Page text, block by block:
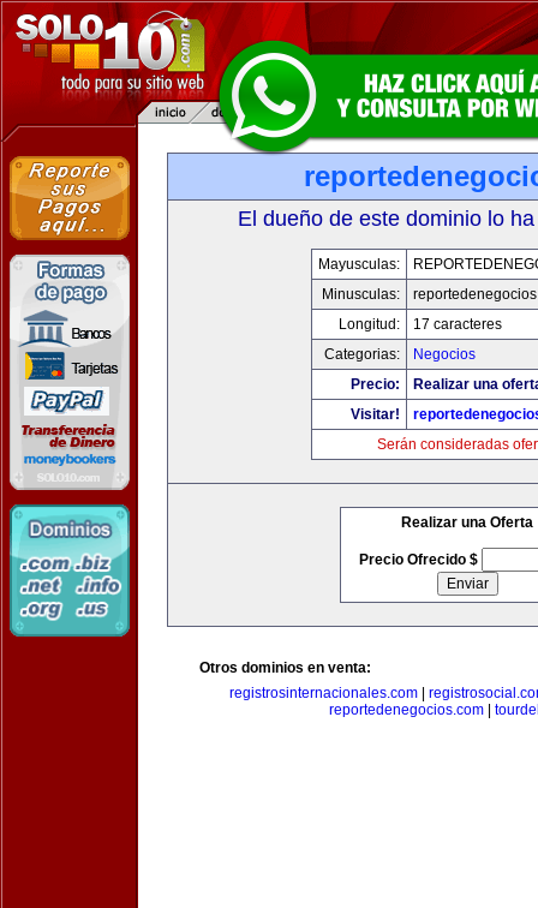
El dueño de este dominio lo
Mayusculas:
Minusculas:
Longitud:
17 caracteres
Categorias:
Negocios
Precio:
Realizar una
Visitar!
Serán consideradas
Realizar una Oferta
Precio Ofrecido $
Otros dominios en venta:
registrosinternacionales.com
reportedenegocios.com|